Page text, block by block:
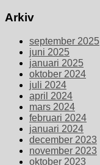
Arkiv
september 2025
juni 2025
januari 2025
oktober 2024
juli 2024
april 2024
mars 2024
februari 2024
januari 2024
december 2023
november 2023
oktober 2023